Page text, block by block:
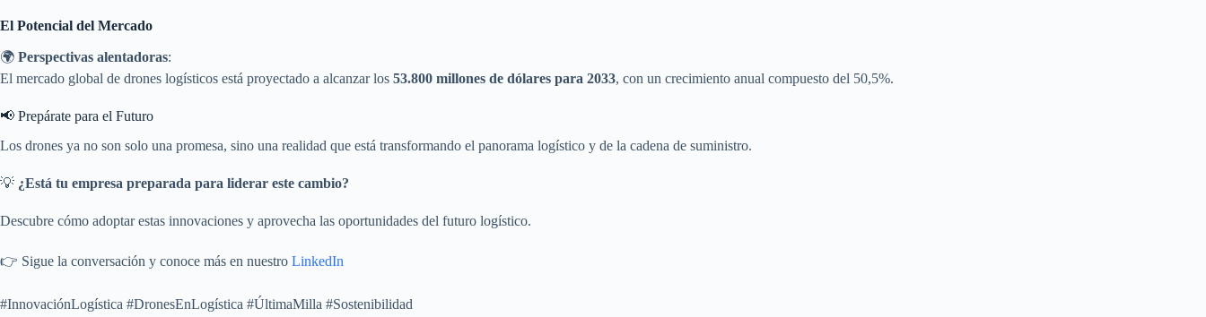
El Potencial del Mercado
🌍 Perspectivas alentadoras:
El mercado global de drones logísticos está proyectado a alcanzar los 53.800 millones de dólares para 2033, con un crecimiento anual compuesto del 50,5%.
📢 Prepárate para el Futuro
Los drones ya no son solo una promesa, sino una realidad que está transformando el panorama logístico y de la cadena de suministro.
💡 ¿Está tu empresa preparada para liderar este cambio?
Descubre cómo adoptar estas innovaciones y aprovecha las oportunidades del futuro logístico.
👉 Sigue la conversación y conoce más en nuestro LinkedIn
#InnovaciónLogística #DronesEnLogística #ÚltimaMilla #Sostenibilidad